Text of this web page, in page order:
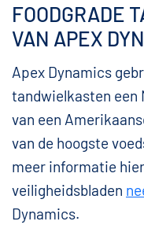
FOODGRADE
VAN APEX
Apex Dynamics
tandwielkasten een
van een
van de hoogste
meer informatie
veiligheidsbladen
Dynamics.